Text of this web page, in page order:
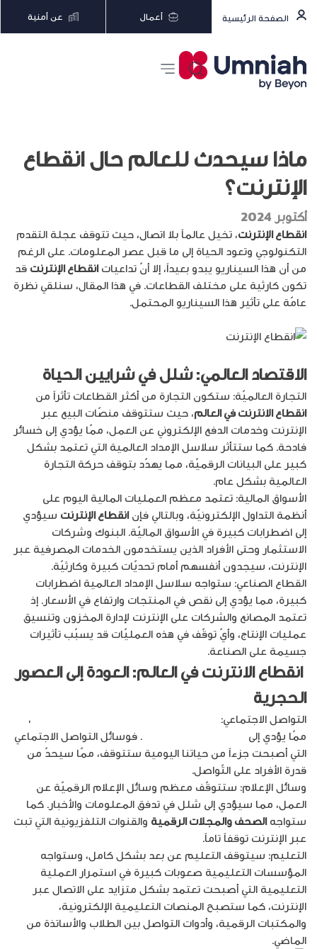
الصفحة الرئيسية أعمال عن أمنية
ماذا سيحدث للعالم حال انقطاع
الإنترنت؟
أكتوبر 2024
انقطاع الإنترنت، تخيل عالماً بلا اتصال، حيث تتوقف عجلة التقدم
التكنولوجي وتعود الحياة إلى ما قبل عصر المعلومات. على الرغم
من أن هذا السيناريو يبدو بعيداً، إلا أنّ تداعياتانقطاع الإنترنت قد
تكون كارثية على مختلف القطاعات. في هذا المقال، سنلقي نظرة
عامّة على تأثير هذا السيناريو المحتمل.
الاقتصاد العالمي: شلل في شرايين الحياة
التجارة العالميّة: ستكون التجارة من أكثر القطاعات تأثراً من
انقطاع الانترنت في العالم، حيث ستتوقف منصّات البيع عبر
الإنترنت وخدمات الدفع الإلكتروني عن العمل، ممّا يؤدي إلى خسائر
فادحة. كما ستتأثر سلاسل الإمداد العالمية التي تعتمد بشكل
كبير على البيانات الرقميّة، مما يهدّد بتوقف حركة التجارة
العالمية بشكل عام.
الأسواق المالية: تعتمد معظم العمليات المالية اليوم على
أنظمة التداول الإلكترونيّة، وبالتالي فإنانقطاع الإنترنت سيؤدي
إلى اضطرابات كبيرة في الأسواق الماليّة. البنوك وشركات
الاستثمار وحتى الأفراد الذين يستخدمون الخدمات المصرفية عبر
الإنترنت، سيجدون أنفسهم أمام تحديّات كبيرة وكارثيّة.
القطاع الصناعي: ستواجه سلاسل الإمداد العالمية اضطرابات
كبيرة، مما يؤدي إلى نقص في المنتجات وارتفاع في الأسعار. إذ
تعتمد المصانع والشركات على الإنترنت لإدارة المخزون وتنسيق
عمليات الإنتاج، وأيّ توقّف في هذه العمليّات قد يسبّب تأثيرات
جسيمة على الصناعة.
انقطاع الانترنت في العالم: العودة إلى العصور
الحجرية
التواصل الاجتماعي:
،
ممّا يؤدي إلى
. فوسائل التواصل الاجتماعي
التي أصبحت جزءاً من حياتنا اليومية ستتوقف، ممّا سيحدّ من
قدرة الأفراد على التّواصل.
وسائل الإعلام: ستتوقّف معظم وسائل الإعلام الرقميّة عن
العمل، مما سيؤدي إلى شلل في تدفق المعلومات والأخبار. كما
ستواجهالصحف والمجلات الرقمية والقنوات التلفزيونية التي تبث
عبر الإنترنت توقفاً تاماً.
التعليم: سيتوقف التعليم عن بعد بشكل كامل، وستواجه
المؤسسات التعليمية صعوبات كبيرة في استمرار العملية
التعليمية التي أصبحت تعتمد بشكل متزايد على الاتصال عبر
الإنترنت، كما ستصبح المنصات التعليمية الإلكترونية،
والمكتبات الرقمية، وأدوات التواصل بين الطلاب والأساتذة من
الماضي.